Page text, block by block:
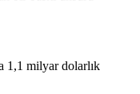
1,1 milyar dolarlık